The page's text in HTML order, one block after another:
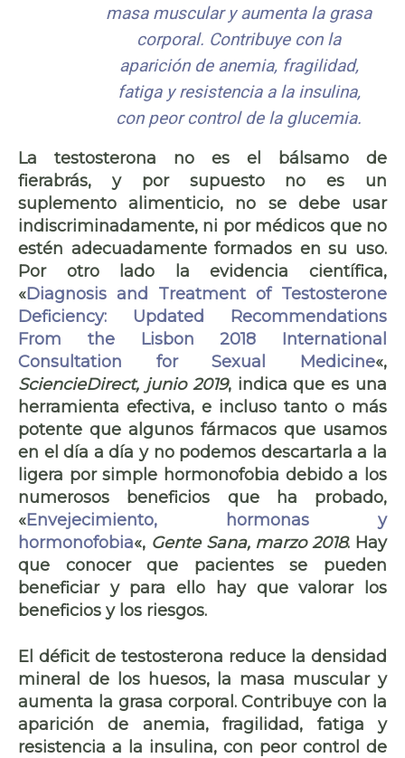
masa muscular y aumenta la grasa
corporal. Contribuye con la
aparición de anemia, fragilidad,
fatiga y resistencia a la insulina,
con peor control de la glucemia.
La testosterona no es el bálsamo de
fierabrás, y por supuesto no es un
suplemento alimenticio, no se debe usar
indiscriminadamente, ni por médicos que no
estén adecuadamente formados en su uso.
Por otro lado la evidencia científica,
«Diagnosis and Treatment of Testosterone
Deficiency: Updated Recommendations
From the Lisbon 2018 International
Consultation for Sexual Medicine«,
SciencieDirect, junio 2019, indica que es una
herramienta efectiva, e incluso tanto o más
potente que algunos fármacos que usamos
en el día a día y no podemos descartarla a la
ligera por simple hormonofobia debido a los
numerosos beneficios que ha probado,
«Envejecimiento, hormonas y
hormonofobia«, Gente Sana, marzo 2018. Hay
que conocer que pacientes se pueden
beneficiar y para ello hay que valorar los
beneficios y los riesgos.
El déficit de testosterona reduce la densidad
mineral de los huesos, la masa muscular y
aumenta la grasa corporal. Contribuye con la
aparición de anemia, fragilidad, fatiga y
resistencia a la insulina, con peor control de